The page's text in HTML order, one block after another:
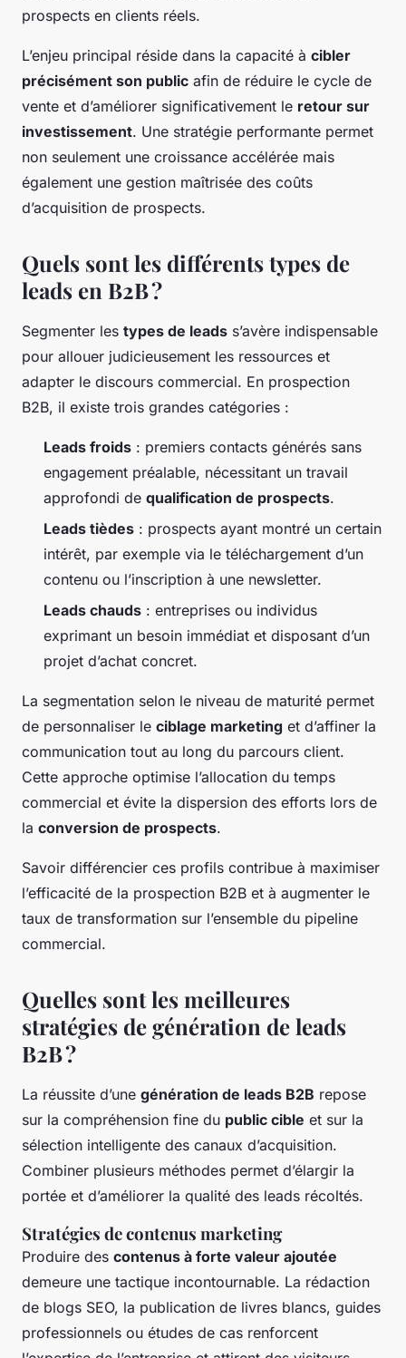
prospects en clients réels.
L’enjeu principal réside dans la capacité à cibler
précisément son public afin de réduire le cycle de
vente et d’améliorer significativement le retour sur
investissement. Une stratégie performante permet
non seulement une croissance accélérée mais
également une gestion maîtrisée des coûts
d’acquisition de prospects.
Quels sont les différents types de
leads en B2B ?
Segmenter les types de leads s’avère indispensable
pour allouer judicieusement les ressources et
adapter le discours commercial. En prospection
B2B, il existe trois grandes catégories :
Leads froids : premiers contacts générés sans
engagement préalable, nécessitant un travail
approfondi de qualification de prospects.
Leads tièdes : prospects ayant montré un certain
intérêt, par exemple via le téléchargement d’un
contenu ou l’inscription à une newsletter.
Leads chauds : entreprises ou individus
exprimant un besoin immédiat et disposant d’un
projet d’achat concret.
La segmentation selon le niveau de maturité permet
de personnaliser le ciblage marketing et d’affiner la
communication tout au long du parcours client.
Cette approche optimise l’allocation du temps
commercial et évite la dispersion des efforts lors de
la conversion de prospects.
Savoir différencier ces profils contribue à maximiser
l’efficacité de la prospection B2B et à augmenter le
taux de transformation sur l’ensemble du pipeline
commercial.
Quelles sont les meilleures
stratégies de génération de leads
B2B ?
La réussite d’une génération de leads B2B repose
sur la compréhension fine du public cible et sur la
sélection intelligente des canaux d’acquisition.
Combiner plusieurs méthodes permet d’élargir la
portée et d’améliorer la qualité des leads récoltés.
Stratégies de contenus marketing
Produire des contenus à forte valeur ajoutée
demeure une tactique incontournable. La rédaction
de blogs SEO, la publication de livres blancs, guides
professionnels ou études de cas renforcent